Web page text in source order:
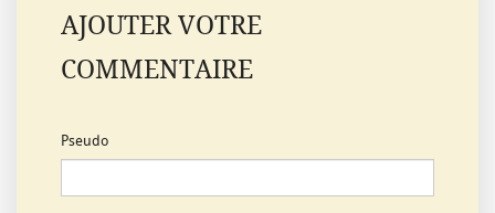
AJOUTER VOTRE
COMMENTAIRE
Pseudo